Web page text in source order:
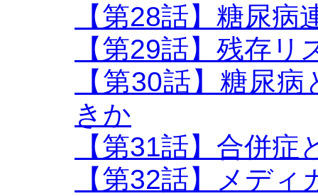
【第28話】糖尿
【第29話】残存
【第30話】糖尿
きか
【第31話】合併症
【第32話】メデ